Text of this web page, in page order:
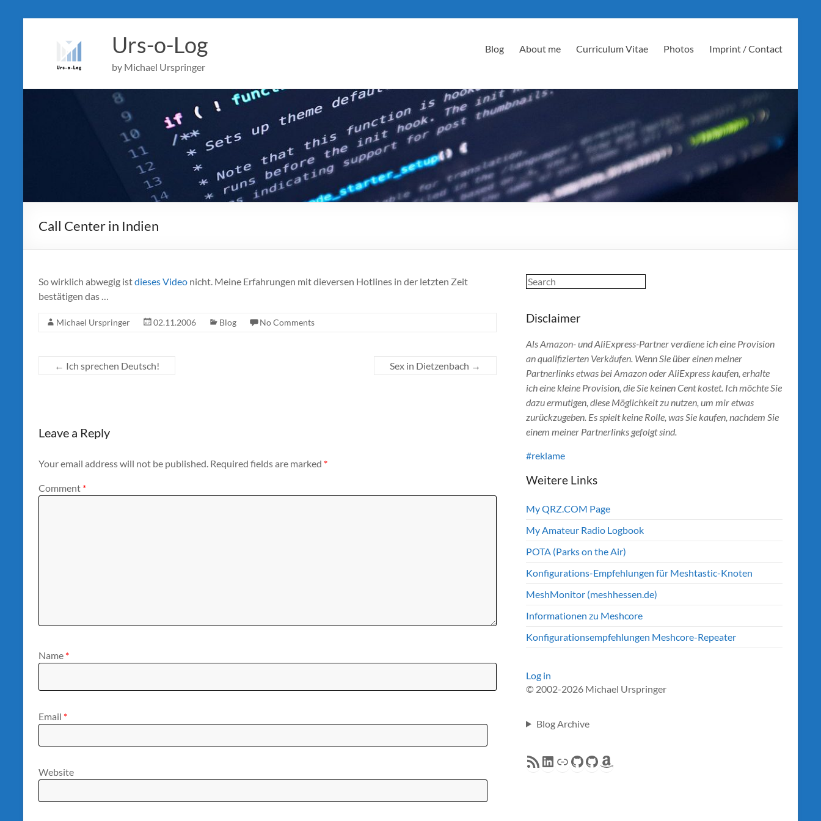
Urs-o-Log
by Michael Urspringer
Blog About me Curriculum Vitae Photos Imprint / Contact
Call Center in Indien
So wirklich abwegig istdieses Video nicht. Meine Erfahrungen mit dieversen Hotlines in der letzten Zeit
bestätigen das …
Michael Urspringer 02.11.2006 Blog No Comments
← Ich sprechen Deutsch! Sex in Dietzenbach →
Leave a Reply
Your email address will not be published. Required fields are marked *
Comment *
Name *
Email *
Website
Search
Disclaimer
Als Amazon- und AliExpress-Partner verdiene ich eine Provision
an qualifizierten Verkäufen. Wenn Sie über einen meiner
Partnerlinks etwas bei Amazon oder AliExpress kaufen, erhalte
ich eine kleine Provision, die Sie keinen Cent kostet. Ich möchte Sie
dazu ermutigen, diese Möglichkeit zu nutzen, um mir etwas
zurückzugeben. Es spielt keine Rolle, was Sie kaufen, nachdem Sie
einem meiner Partnerlinks gefolgt sind.
#reklame
Weitere Links
My QRZ.COM Page
My Amateur Radio Logbook
POTA (Parks on the Air)
Konfigurations-Empfehlungen für Meshtastic-Knoten
MeshMonitor (meshhessen.de)
Informationen zu Meshcore
Konfigurationsempfehlungen Meshcore-Repeater
Log in
© 2002-2026 Michael Urspringer
Blog Archive
RSS FeedLinkedIn
LinkGitHub
GitHub
Amazon